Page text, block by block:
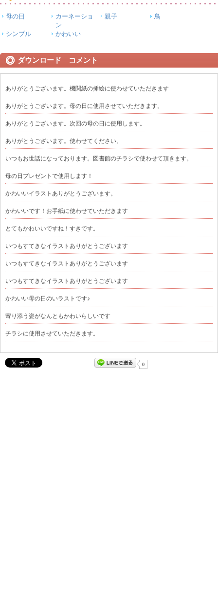
母の日
カーネーショ
ン
親子 鳥
シンプル かわいい
ダウンロード コメント
ありがとうございます。機関紙の挿絵に使わせていただきます
ありがとうございます。母の日に使用させていただきます。
ありがとうございます。次回の母の日に使用します。
ありがとうございます。使わせてください。
いつもお世話になっております。図書館のチラシで使わせて頂きます。
母の日プレゼントで使用します！
かわいいイラストありがとうございます。
かわいいです！お手紙に使わせていただきます
とてもかわいいですね！すきです。
いつもすてきなイラストありがとうございます
いつもすてきなイラストありがとうございます
いつもすてきなイラストありがとうございます
かわいい母の日のいラストです♪
寄り添う姿がなんともかわいらしいです
チラシに使用させていただきます。
0